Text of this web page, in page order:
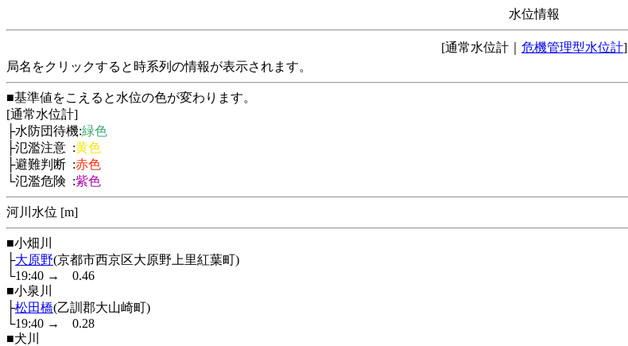
水位情報
[通常水位計｜ 危機管理型水位計]
局名をクリックすると時系列の情報が表示されます。
■基準値をこえると水位の色が変わります。
[通常水位計]
├水防団待機:緑色
├氾濫注意 :黄色
├避難判断 :赤色
└氾濫危険 :紫色
河川水位 [m]
■小畑川
├大原野(京都市西京区大原野上里紅葉町)
└19:40 →
0.46
■小泉川
├松田橋(乙訓郡大山崎町)
└19:40 →
0.28
■犬川